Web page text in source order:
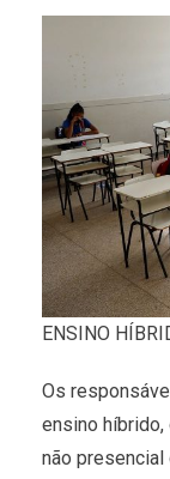
ENSINO
Os
ensino híbrido,
não presencial